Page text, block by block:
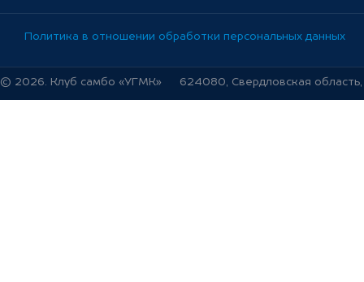
Политика в отношении обработки персональных данных
© 2026. Клуб самбо «УГМК» 624080, Свердловская